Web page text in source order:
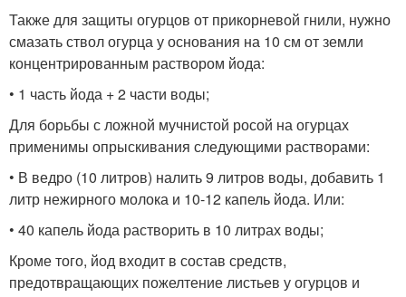
Также для защиты огурцов от прикорневой гнили, нужно
смазать ствол огурца у основания на 10 см от земли
концентрированным раствором йода:
• 1 часть йода + 2 части воды;
Для борьбы с ложной мучнистой росой на огурцах
применимы опрыскивания следующими растворами:
• В ведро (10 литров) налить 9 литров воды, добавить 1
литр нежирного молока и 10-12 капель йода. Или:
• 40 капель йода растворить в 10 литрах воды;
Кроме того, йод входит в состав средств,
предотвращающих пожелтение листьев у огурцов и